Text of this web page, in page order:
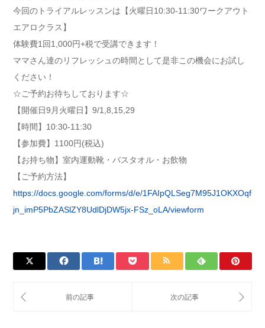
今回のトライアルレッスンは【火曜日10:30-11:30ワークアウト
エアロクラス】
体験費1回1,000円+税で受講できます！
ママさん達のリフレッシュの時間として是非この機会にお試し
ください！
☆ご予約お待ちしております☆
【開催日9月火曜日】9/1,8,15,29
【時間】10:30-11:30
【参加費】1100円(税込)
【お持ち物】室内運動靴・バスタオル・お飲物
【ご予約方法】
https://docs.google.com/forms/d/e/1FAIpQLSeg7M95J1OKXOqf
jn_imP5PbZASlZY8UdlDjDW5jx-FSz_oLA/viewform